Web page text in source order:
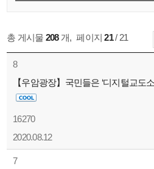
총 게시물 208개, 페이지21/ 21
8
【우암광장】국민들은 ‘디지털교도
16270
2020.08.12
7